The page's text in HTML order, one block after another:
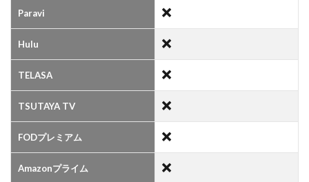
Paravi
Hulu
TELASA
TSUTAYA TV
FODプレミアム
Amazonプライム